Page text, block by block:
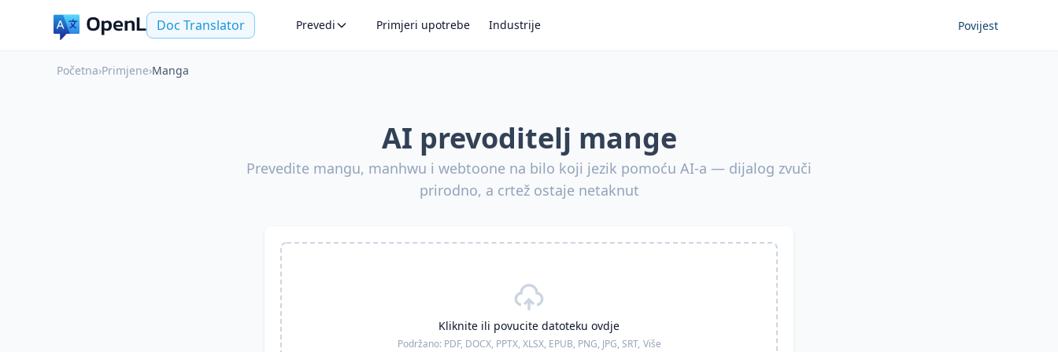
Doc Translator Prevedi Primjeri upotrebe Industrije Povijest
Početna›Primjene›Manga
AI prevoditelj mange
Prevedite mangu, manhwu i webtoone na bilo koji jezik pomoću AI-a — dijalog zvuči
prirodno, a crtež ostaje netaknut
Kliknite ili povucite datoteku ovdje
Podržano: PDF, DOCX, PPTX, XLSX, EPUB, PNG, JPG, SRT, Više